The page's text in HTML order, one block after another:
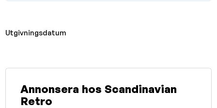
Utgivningsdatum
Annonsera hos Scandinavian
Retro